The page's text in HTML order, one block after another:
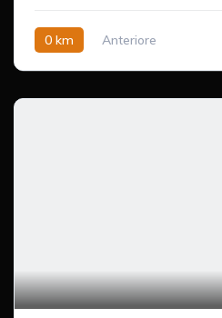
0 km Anteriore